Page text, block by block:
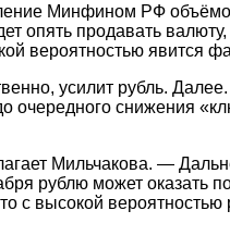
Минфином РФ
опять продавать
вероятностью явится
усилит рубль.
снижения
Мильчакова. —
рублю может оказать
с высокой